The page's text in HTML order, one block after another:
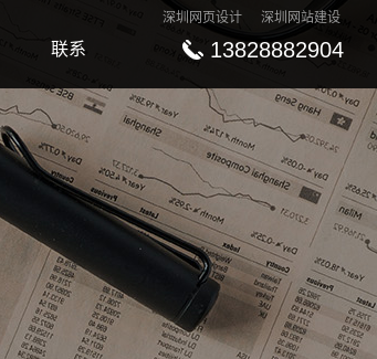
深圳网页设计 深圳网站建设
13828882904
联系